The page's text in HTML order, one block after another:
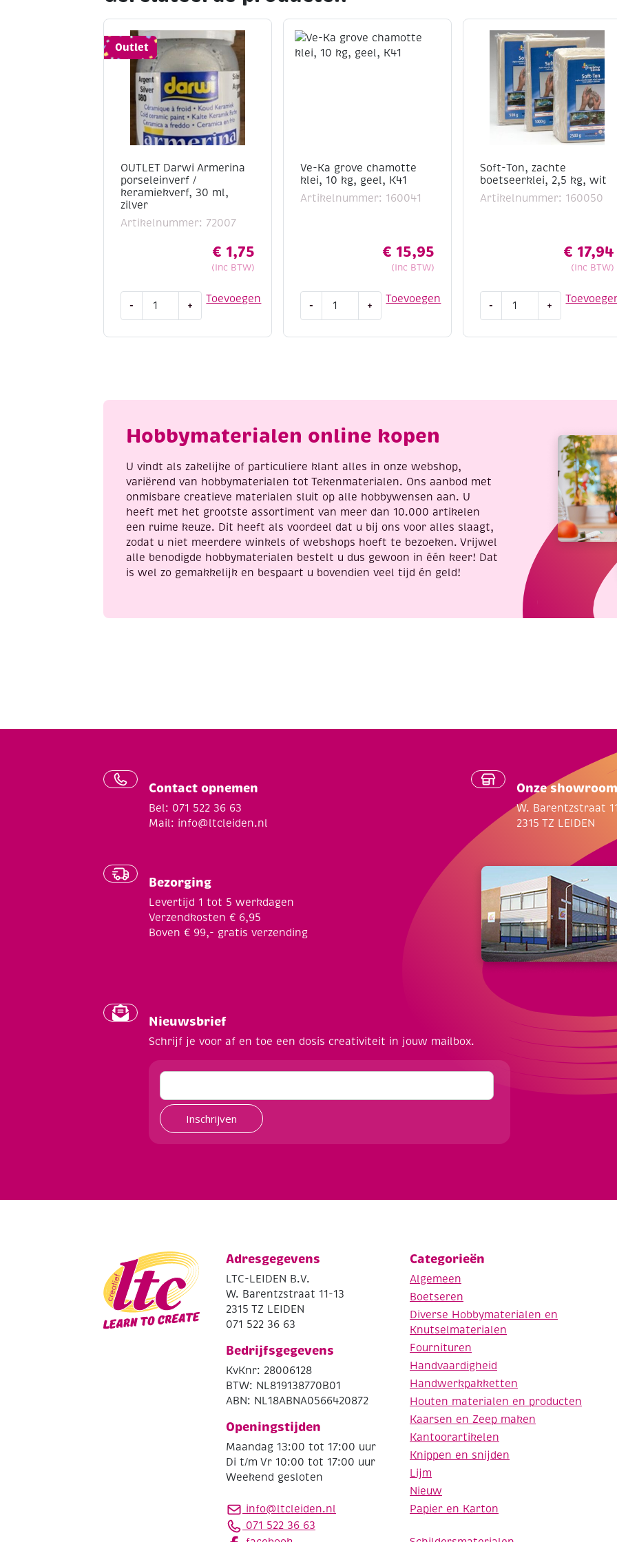
Outlet
OUTLET Darwi Armerina
porseleinverf /
keramiekverf, 30 ml,
zilver
Artikelnummer: 72007
€ 1,75
(Inc BTW)
Toevoegen
-
ml,
aantal
+
Ve-Ka grove chamotte
klei, 10 kg, geel, K41
Artikelnummer: 160041
€ 15,95
(Inc BTW)
Toevoegen
-
geel,
aantal
+
Soft-Ton, zachte
boetseerklei, 2,5 kg, wit
Artikelnummer: 160050
€ 17,94
(Inc BTW)
-
aantal
+
Hobbymaterialen online kopen
U vindt als zakelijke of particuliere klant alles in onze webshop,
variërend van hobbymaterialen tot Tekenmaterialen. Ons aanbod met
onmisbare creatieve materialen sluit op alle hobbywensen aan. U
heeft met het grootste assortiment van meer dan 10.000 artikelen
een ruime keuze. Dit heeft als voordeel dat u bij ons voor alles slaagt,
zodat u niet meerdere winkels of webshops hoeft te bezoeken. Vrijwel
alle benodigde hobbymaterialen bestelt u dus gewoon in één keer! Dat
is wel zo gemakkelijk en bespaart u bovendien veel tijd én geld!
Contact opnemen
Bel: 071 522 36 63
Mail: info@ltcleiden.nl
Bezorging
Levertijd 1 tot 5 werkdagen
Verzendkosten € 6,95
Boven € 99,- gratis verzending
Onze showroom
W. Barentzstraat
2315 TZ LEIDEN
Nieuwsbrief
Schrijf je voor af en toe een dosis creativiteit in jouw mailbox.
Inschrijven
Adresgegevens
LTC-LEIDEN B.V.
W. Barentzstraat 11-13
2315 TZ LEIDEN
071 522 36 63
Bedrijfsgegevens
KvKnr: 28006128
BTW: NL819138770B01
ABN: NL18ABNA0566420872
Openingstijden
Maandag 13:00 tot 17:00 uur
Di t/m Vr 10:00 tot 17:00 uur
Weekend gesloten
info@ltcleiden.nl
071 522 36 63
Categorieën
Algemeen
Boetseren
Diverse Hobbymaterialen en
Knutselmaterialen
Fournituren
Handvaardigheid
Handwerkpakketten
Houten materialen en producten
Kaarsen en Zeep maken
Kantoorartikelen
Knippen en snijden
Lijm
Nieuw
Papier en Karton